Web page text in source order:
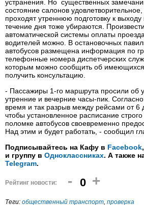
устранения. Но существенных
состояние салонов
проходят утреннюю подготовку к
течение дня тоже убираются.
автоматической системы оплаты
водителей можно. В остановочных
автобусов размещена информация по
телефонные номера диспетчерских
которым можно сообщить об имеющихся
получить консультацию.
- Пассажиры 1-го маршрута просили об
утренние и вечерние часы-пик.
время и так разрыв между рейсами от 6
чтобы установленное расписание
поломке автобусов своевременно
Над этим и будет работать, - сообщил
Подписывайтесь на Кафу в Facebook
и группу в Одноклассниках. А также
Telegram.
Рейтинг новости: - 0 +
Теги: общественный транспорт, проверка